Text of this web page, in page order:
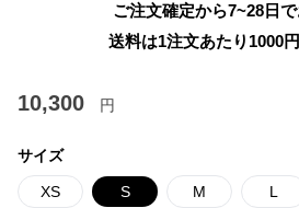
ご注文確定から7~28日
送料は1注文あたり 1000
10,300 円
サイズ
XS S M L